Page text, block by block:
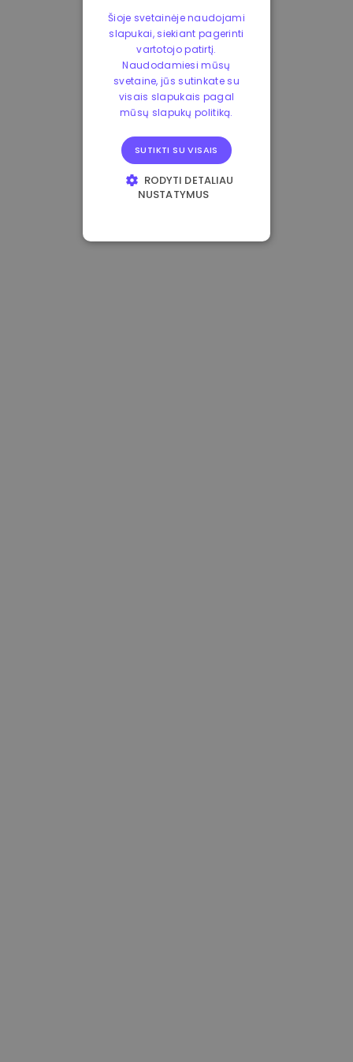
Šioje svetainėje naudojami
slapukai, siekiant pagerinti
vartotojo patirtį.
Naudodamiesi mūsų
svetaine, jūs sutinkate su
visais slapukais pagal
mūsų slapukų politiką.
SUTIKTI SU VISAIS
RODYTI DETALIAU
NUSTATYMUS